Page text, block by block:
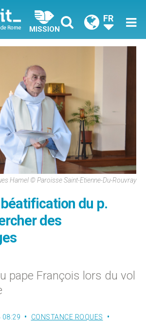
MISSION
FR
Hamel © Paroisse Saint-Etienne-Du-Rouvray
du p.
des
pape François lors du vol
08:29
CONSTANCE ROQUES